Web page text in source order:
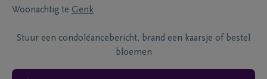
Woonachtig te Genk
Stuur een condoléancebericht, brand een kaarsje of bestel
bloemen